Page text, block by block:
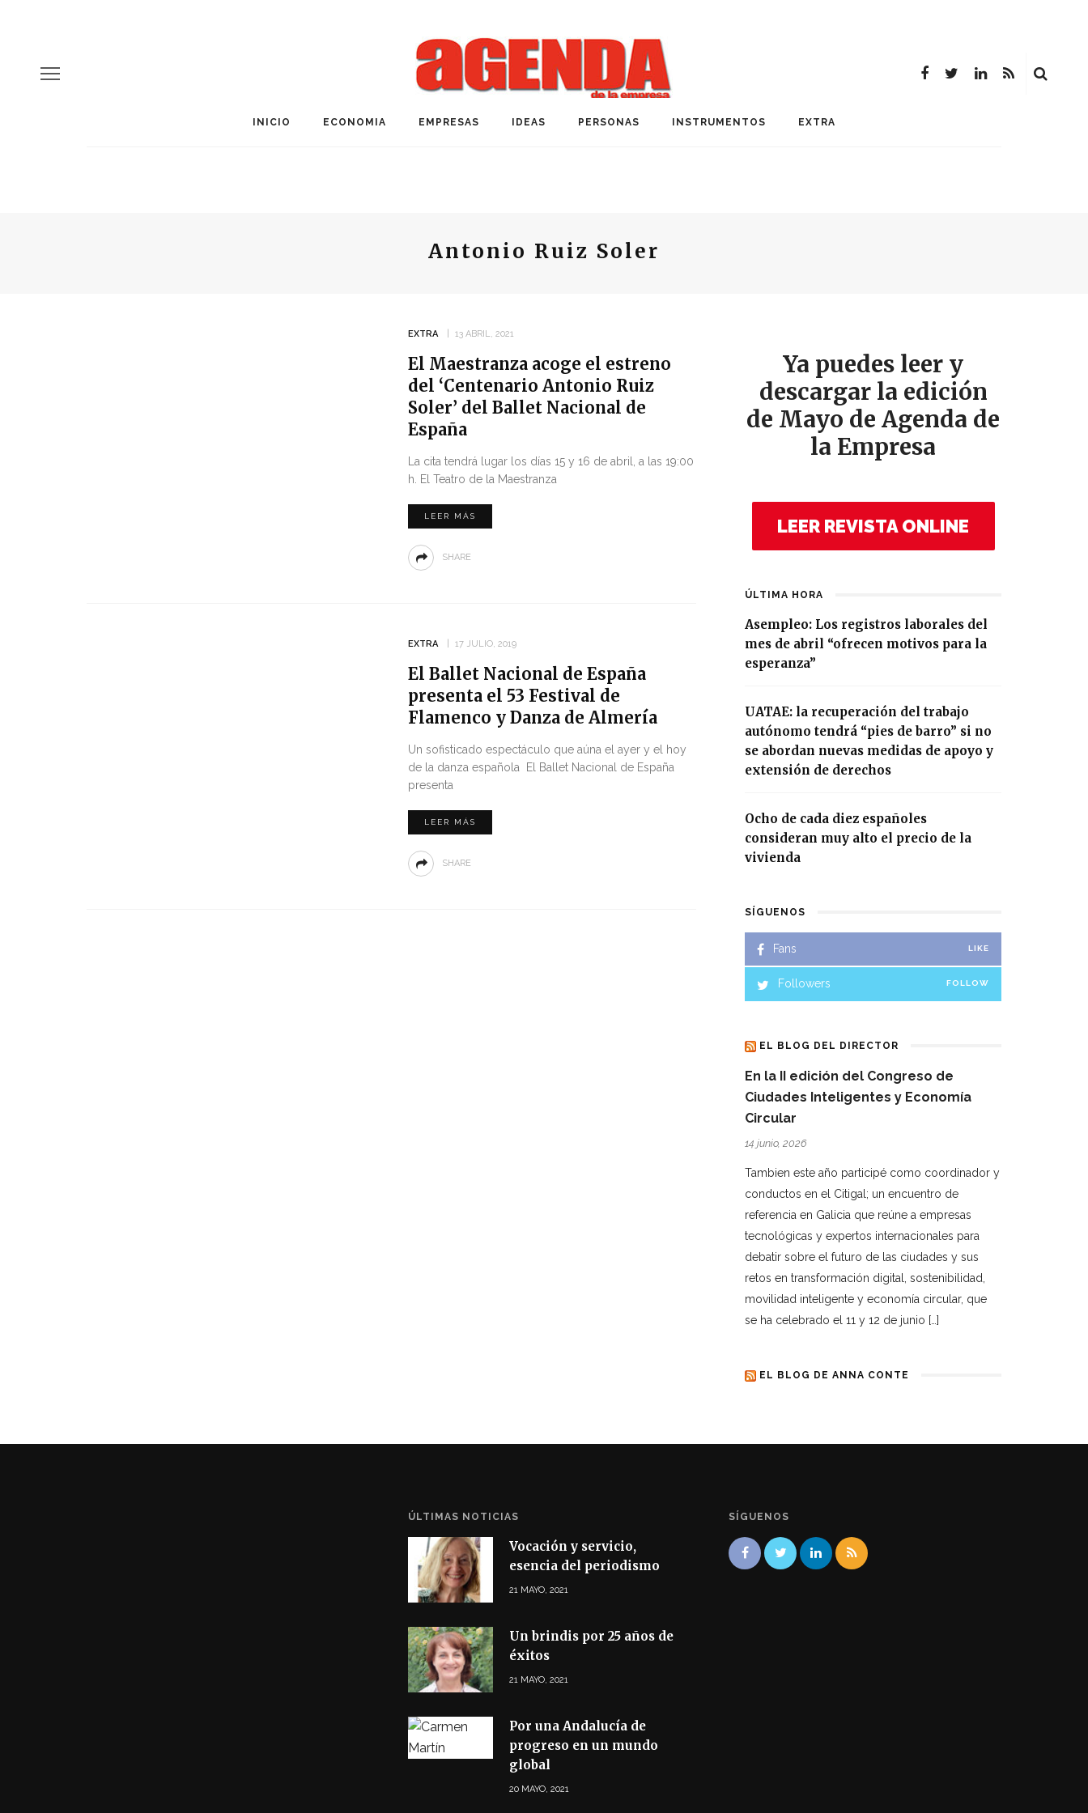
INICIO ECONOMIA EMPRESAS IDEAS PERSONAS INSTRUMENTOS EXTRA
Antonio Ruiz Soler
EXTRA 13 ABRIL, 2021
El Maestranza acoge el estreno
del ‘Centenario Antonio Ruiz
Soler’ del Ballet Nacional de
España
La cita tendrá lugar los días 15 y 16 de abril, a las 19:00
h. El Teatro de la Maestranza
LEER MÁS
SHARE
EXTRA 17 JULIO, 2019
El Ballet Nacional de España
presenta el 53 Festival de
Flamenco y Danza de Almería
Un sofisticado espectáculo que aúna el ayer y el hoy
de la danza española El Ballet Nacional de España
presenta
LEER MÁS
SHARE
Ya puedes leer y
descargar la edición
de Mayo de Agenda de
la Empresa
LEER REVISTA ONLINE
ÚLTIMA HORA
Asempleo: Los registros laborales del
mes de abril “ofrecen motivos para la
esperanza”
UATAE: la recuperación del trabajo
autónomo tendrá “pies de barro” si no
se abordan nuevas medidas de apoyo y
extensión de derechos
Ocho de cada diez españoles
consideran muy alto el precio de la
vivienda
SÍGUENOS
Fans LIKE
Followers FOLLOW
EL BLOG DEL DIRECTOR
En la II edición del Congreso de
Ciudades Inteligentes y Economía
Circular
14 junio, 2026
Tambien este año participé como coordinador y
conductos en el Citigal; un encuentro de
referencia en Galicia que reúne a empresas
tecnológicas y expertos internacionales para
debatir sobre el futuro de las ciudades y sus
retos en transformación digital, sostenibilidad,
movilidad inteligente y economía circular, que
se ha celebrado el 11 y 12 de junio […]
EL BLOG DE ANNA CONTE
ÚLTIMAS NOTICIAS
Vocación y servicio,
esencia del periodismo
21 MAYO, 2021
Un brindis por 25 años de
éxitos
21 MAYO, 2021
Por una Andalucía de
progreso en un mundo
global
20 MAYO, 2021
SÍGUENOS